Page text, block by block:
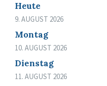
Heute
9. AUGUST 2026
Montag
10. AUGUST 2026
Dienstag
11. AUGUST 2026